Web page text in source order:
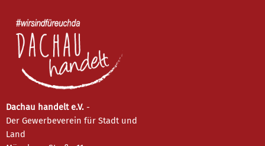
Dachau handelt e.V. -
Der Gewerbeverein für Stadt und
Land